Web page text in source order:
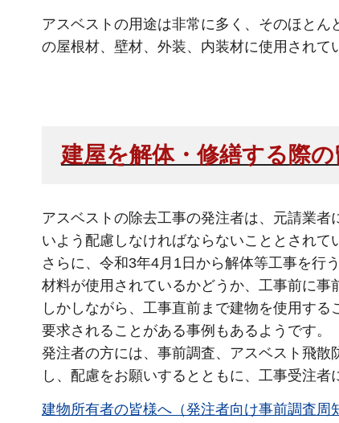
アスベストの用途は非常に多く、そのほと
の屋根材、壁材、外装、内装材に使用されて
建屋を解体・修繕する際の
アスベストの除去工事の発注者は、元請業
いよう配慮しなければならないこととされて
さらに、令和3年4月1日から解体等工事を行
材料が使用されているかどうか、工事前に事
しかしながら、工事直前まで建物を使用す
要求されることがある事例もあるようです。
発注者の方には、事前調査、アスベスト飛
し、配慮をお願いするとともに、工事受注
建物所有者の皆様へ（発注者向け事前調査周